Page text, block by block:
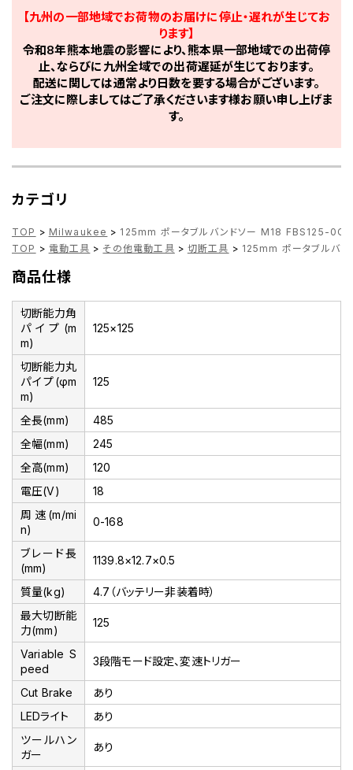
【九州の一部地域でお荷物のお届けに停止・遅れが生じてお
ります】
令和8年熊本地震の影響により、熊本県一部地域での出荷停
止、ならびに九州全域での出荷遅延が生じております。
配送に関しては通常より日数を要する場合がございます。
ご注文に際しましてはご了承くださいます様お願い申し上げま
す。
カテゴリ
TOP > Milwaukee > 125mm ポータブルバンドソー M18 FBS125-
TOP > 電動工具 > その他電動工具 > 切断工具 > 125mm ポータブルバ
商品仕様
切断能力角
パイプ(m
m)
125×125
切断能力丸
パイプ(φm
m)
125
全長(mm)
485
全幅(mm)
245
全高(mm)
120
電圧(V)
18
周速(m/mi
n)
0-168
ブレード長
(mm)
1139.8×12.7×0.5
質量(kg)
4.7（バッテリー非装着時）
最大切断能
力(mm)
125
Variable S
peed
3段階モード設定、変速トリガー
Cut Brake
あり
LEDライト
あり
ツールハン
ガー
あり